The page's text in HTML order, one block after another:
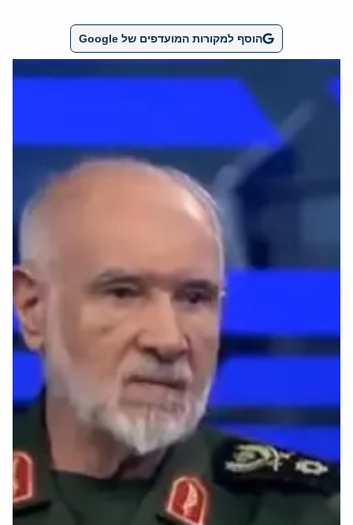
הוסף למקורות המועדפים של Google